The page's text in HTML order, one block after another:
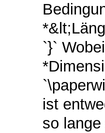
`}`
ist
so